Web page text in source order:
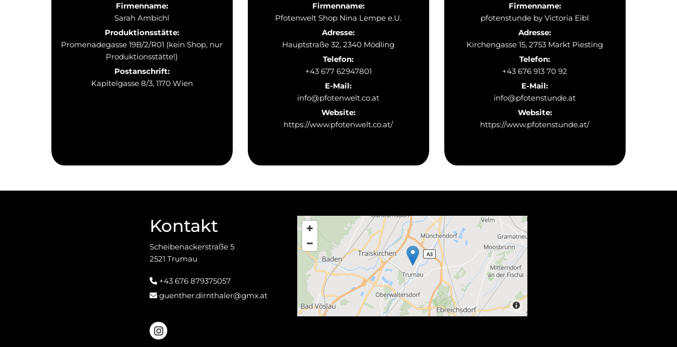
Firmenname:
Sarah Ambichl
Produktionsstätte:
Promenadegasse 19B/2/R01 (kein Shop, nur
Produktionsstätte!)
Postanschrift:
Kapitelgasse 8/3, 1170 Wien
Firmenname:
Pfotenwelt Shop Nina Lempe e.U.
Adresse:
Hauptstraße 32, 2340 Mödling
Telefon:
+43 677 62947801
E-Mail:
info@pfotenwelt.co.at
Website:
https://www.pfotenwelt.co.at/
Firmenname:
pfotenstunde by Victoria Eibl
Adresse:
Kirchengasse 15, 2753 Markt Piesting
Telefon:
+43 676 913 70 92
E-Mail:
info@pfotenstunde.at
Website:
https://www.pfotenstunde.at/
Kontakt
Scheibenackerstraße 5
2521 Trumau
 +43 676 879375057
 guenther.dirnthaler@gmx.at